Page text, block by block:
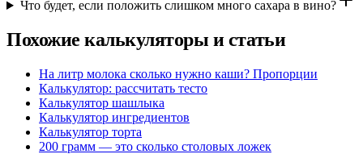
Что будет, если положить слишком много сахара в вино?
Похожие калькуляторы и статьи
На литр молока сколько нужно каши? Пропорции
Калькулятор: рассчитать тесто
Калькулятор шашлыка
Калькулятор ингредиентов
Калькулятор торта
200 грамм — это сколько столовых ложек